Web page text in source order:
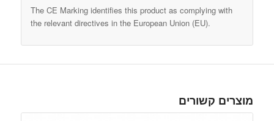
The CE Marking identifies this product as complying with
the relevant directives in the European Union (EU).
מוצרים קשורים